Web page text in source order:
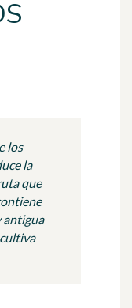
los
la
que
antigua